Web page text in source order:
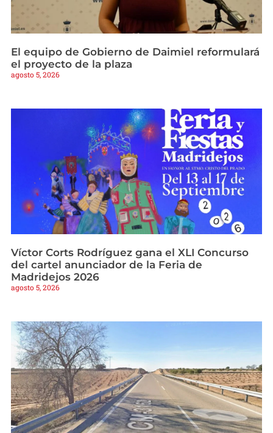
El equipo de Gobierno de Daimiel reformulará
el proyecto de la plaza
agosto 5, 2026
Víctor Corts Rodríguez gana el XLI Concurso
del cartel anunciador de la Feria de
Madridejos 2026
agosto 5, 2026